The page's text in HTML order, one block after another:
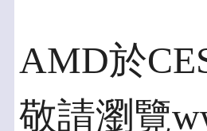
AMD於
敬請瀏覽